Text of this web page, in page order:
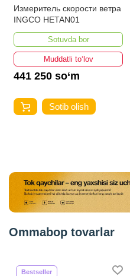
Измеритель скорости ветра
INGCO HETAN01
Sotuvda bor
Muddatli to‘lov
441 250 so‘m
Sotib olish
Ommabop tovarlar
Bestseller